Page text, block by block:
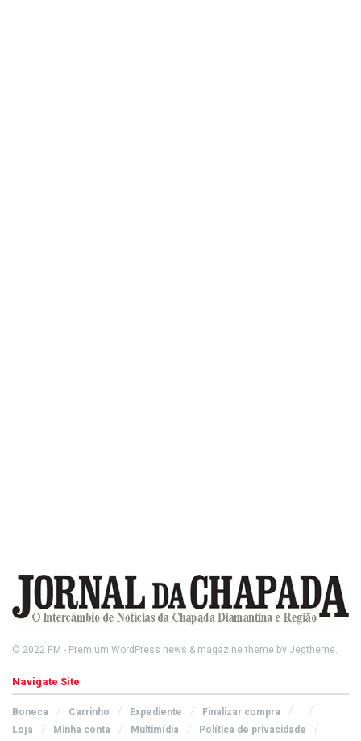
© 2022 FM - Premium WordPress news & magazine theme by Jegtheme.
Navigate Site
Boneca Carrinho Expediente
Finalizar compra
Loja
Minha conta Multimídia
Política de privacidade